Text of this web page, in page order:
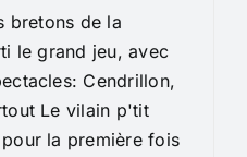
bretons de la
le grand jeu, avec
Cendrillon,
Le vilain p'tit
la première fois